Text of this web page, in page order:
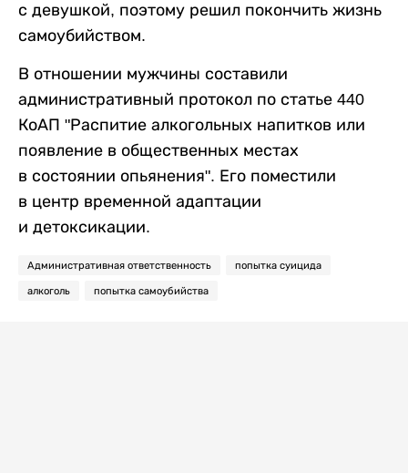
с девушкой, поэтому решил покончить жизнь
самоубийством.
В отношении мужчины составили
административный протокол по статье 440
КоАП "Распитие алкогольных напитков или
появление в общественных местах
в состоянии опьянения". Его поместили
в центр временной адаптации
и детоксикации.
Административная ответственность попытка суицида
алкоголь попытка самоубийства